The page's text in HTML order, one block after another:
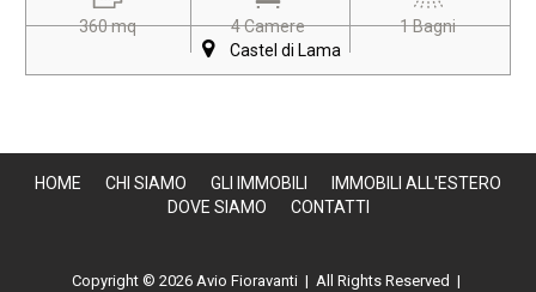
360 mq 4 Camere
1 Bagni
Castel di Lama
HOME CHI SIAMO GLI IMMOBILI
IMMOBILI ALL'ESTERO
DOVE SIAMO
CONTATTI
Copyright © 2026 Avio Fioravanti | All Rights Reserved |